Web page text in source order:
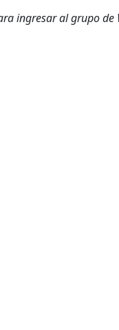
ingresar al grupo de